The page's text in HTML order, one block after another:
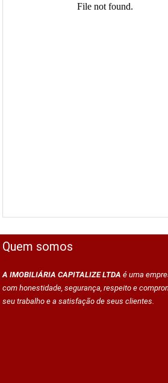
Quem somos
A IMOBILIÁRIA CAPITALIZE LTDA é uma
com honestidade, segurança, respeito e
seu trabalho e a satisfação de seus clientes.